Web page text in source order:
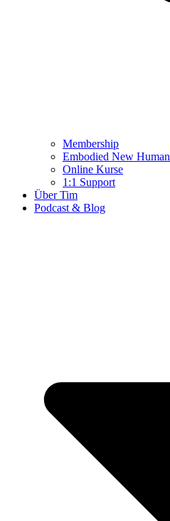
Membership
Embodied New Human
Online Kurse
1:1 Support
Über Tim
Podcast & Blog